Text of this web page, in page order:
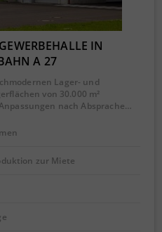
IN
A 27
Lager- und
von 30.000 m²
nach Absprache…
zur Miete